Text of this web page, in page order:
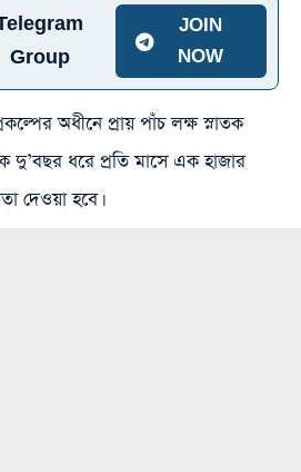
Group
JOIN
NOW
অধীনে প্রায় পাঁচ লক্ষ স্নাতক
দু’বছর ধরে প্রতি মাসে এক হাজার
দেওয়া হবে।